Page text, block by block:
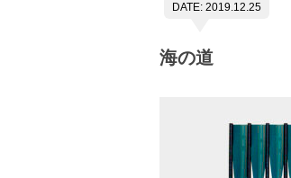
DATE: 2019.12.25
海の道